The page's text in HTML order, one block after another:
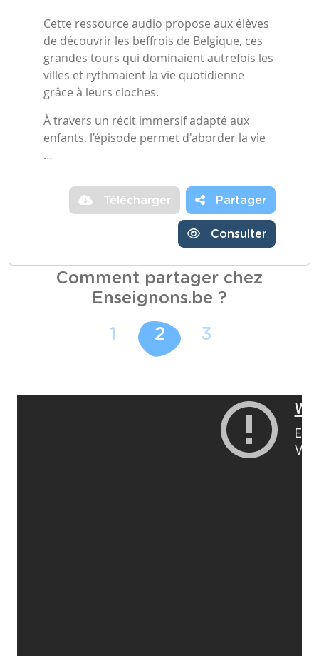
Cette ressource audio propose aux élèves
de découvrir les beffrois de Belgique, ces
grandes tours qui dominaient autrefois les
villes et rythmaient la vie quotidienne
grâce à leurs cloches.
À travers un récit immersif adapté aux
enfants, l’épisode permet d'aborder la vie
…
Télécharger Partager
Consulter
Comment partager chez
Enseignons.be ?
1 2 3